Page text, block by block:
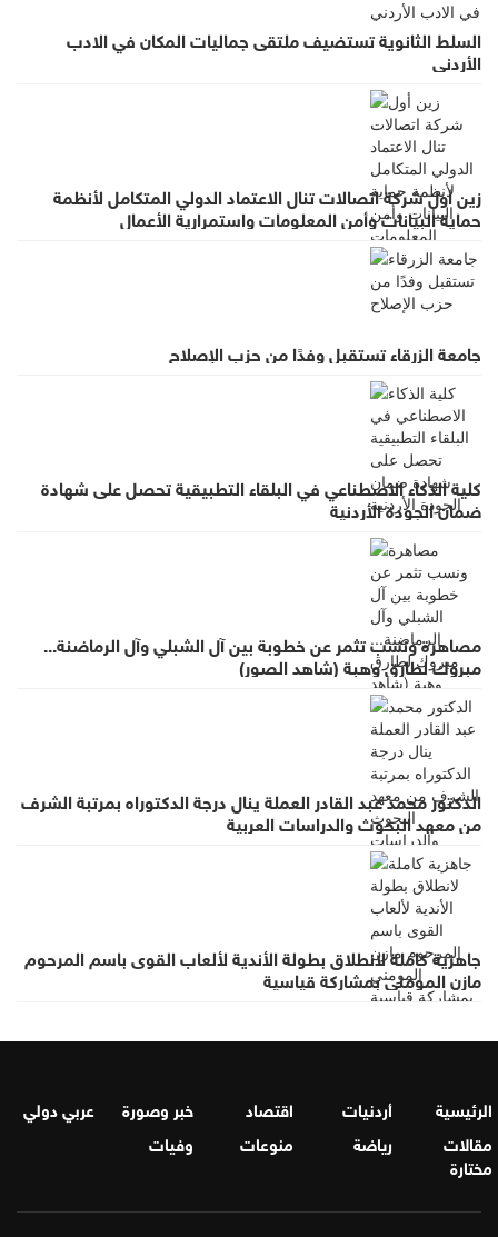
السلط الثانوية تستضيف ملتقى جماليات المكان في الادب
الأردني
زين أول شركة اتصالات تنال الاعتماد الدولي المتكامل لأنظمة
حماية البيانات وأمن المعلومات واستمرارية الأعمال
جامعة الزرقاء تستقبل وفدًا من حزب الإصلاح
كلية الذكاء الاصطناعي في البلقاء التطبيقية تحصل على شهادة
ضمان الجودة الأردنية
مصاهرة ونسب تثمر عن خطوبة بين آل الشبلي وآل الرماضنة...
مبروك لطارق وهبة (شاهد الصور)
الدكتور محمد عبد القادر العملة ينال درجة الدكتوراه بمرتبة الشرف
من معهد البحوث والدراسات العربية
جاهزية كاملة لانطلاق بطولة الأندية لألعاب القوى باسم المرحوم
مازن المومني بمشاركة قياسية
الرئيسية أردنيات اقتصاد خبر وصورة
عربي دولي
مقالات
مختارة
رياضة منوعات وفيات